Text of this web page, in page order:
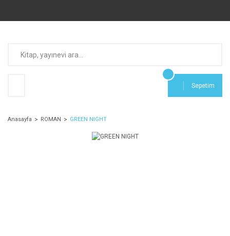
Sepetim
Anasayfa ROMAN GREEN NIGHT